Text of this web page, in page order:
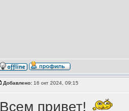
Добавлено:16 окт 2024, 09:15
Всем привет!